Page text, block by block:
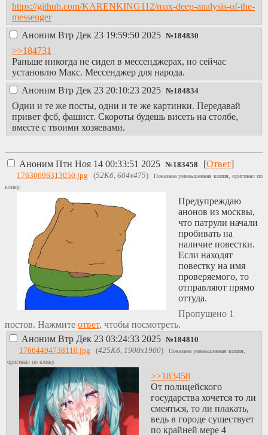
https://endchan.net/bb
доят сосачеров,
гробящих самих
https://dva-ch.net/
параша дилдоноса
для пукол и
политотдаунов с
сосачей и инцелов.
он сам любит в торе
отсираться изредка,
разлить мочи на
омежек.
https://art.4otaku.org/
на 4otaku борда, я
когда-то плотно
занюхивал хуйню с
таких сайтов, пока
не выучил чуть-
чуть чмопонского
побольше, после
чего вся аниме
хуйня айтишная
оказалась не нужна,
появился доступ к
чтению тру-
чмопонцев. даже
/jp/ на 4чане это
полная срань где
засирают мозги
своими выебонами
дебилам пока сами
ебут какую-то
скользоту очкастую
(на лейнчане и
https://github.com/KARENKING112/max-deep-analysis-of-the-
messenger
Аноним Втр Дек 23 19:59:50 2025 №184830
>>184731
Раньше никогда не сидел в мессенджерах, но сейчас
установлю Макс. Мессенджер для народа.
Аноним Втр Дек 23 20:10:23 2025 №184834
Одни и те же посты, одни и те же картинки. Передавай
привет фсб, фашист. Скороты будешь висеть на столбе,
вместе с твоими хозяевами.
Аноним Птн Ноя 14 00:33:51 2025 №183458 [Ответ]
17630696313050.jpg (52Кб, 604x475)
Показана уменьшенная копия, оригинал по
клику.
Предупреждаю
анонов из москвы,
что патрули начали
пробивать на
наличие повестки.
Если находят
повестку на имя
проверяемого, то
отправляют прямо
оттуда.
Пропущено 1
постов. Нажмите ответ, чтобы посмотреть.
Аноним Втр Дек 23 03:24:33 2025 №184810
17664494738110.jpg (425Кб, 1900x1900)
Показана уменьшенная копия,
оригинал по клику.
>>183458
От полицейского
государства хочется то ли
смеяться, то ли плакать,
ведь в городе существует
по крайней мере 4